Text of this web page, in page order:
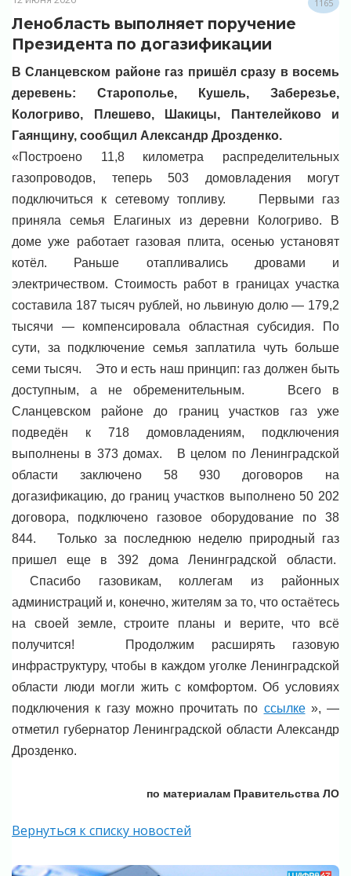
1165
Ленобласть выполняет поручение
Президента по догазификации
В Сланцевском районе газ пришёл сразу в восемь
деревень: Старополье, Кушель, Заберезье,
Кологриво, Плешево, Шакицы, Пантелейково и
Гаянщину, сообщил Александр Дрозденко.
«Построено 11,8 километра распределительных
газопроводов, теперь 503 домовладения могут
подключиться к сетевому топливу. Первыми газ
приняла семья Елагиных из деревни Кологриво. В
доме уже работает газовая плита, осенью установят
котёл. Раньше отапливались дровами и
электричеством. Стоимость работ в границах участка
составила 187 тысяч рублей, но львиную долю — 179,2
тысячи — компенсировала областная субсидия. По
сути, за подключение семья заплатила чуть больше
семи тысяч. Это и есть наш принцип: газ должен быть
доступным, а не обременительным. Всего в
Сланцевском районе до границ участков газ уже
подведён к 718 домовладениям, подключения
выполнены в 373 домах. В целом по Ленинградской
области заключено 58 930 договоров на
догазификацию, до границ участков выполнено 50 202
договора, подключено газовое оборудование по 38
844. Только за последнюю неделю природный газ
пришел еще в 392 дома Ленинградской области.
Спасибо газовикам, коллегам из районных
администраций и, конечно, жителям за то, что остаётесь
на своей земле, строите планы и верите, что всё
получится! Продолжим расширять газовую
инфраструктуру, чтобы в каждом уголке Ленинградской
области люди могли жить с комфортом. Об условиях
подключения к газу можно прочитать по ссылке», —
отметил губернатор Ленинградской области Александр
Дрозденко.
по материалам Правительства ЛО
Вернуться к списку новостей